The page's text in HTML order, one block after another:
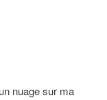
nuage sur ma